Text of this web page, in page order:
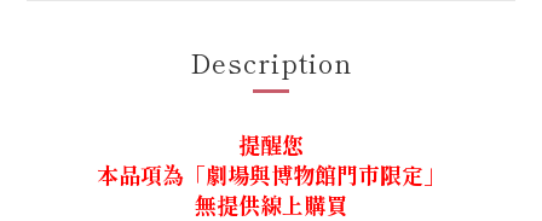
Description
提醒您
本品項為「劇場與博物館門市限定」
無提供線上購買